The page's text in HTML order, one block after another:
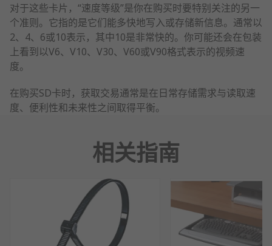
对于这些卡片，“速度等级”是你在购买时要特别关注的另一
个准则。它指的是它们能多快地写入或存储新信息。通常以
2、4、6或10表示，其中10是非常快的。你可能还会在包装
上看到以V6、V10、V30、V60或V90格式表示的视频速
度。
在购买SD卡时，获取交易通常是在日常存储需求与读取速
度、便利性和未来性之间取得平衡。
相关指南